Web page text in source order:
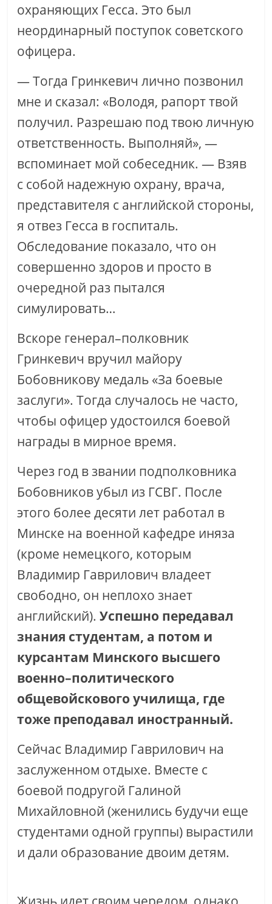
охраняющих Гесса. Это был
неординарный поступок советского
офицера.
— Тогда Гринкевич лично позвонил
мне и сказал: «Володя, рапорт твой
получил. Разрешаю под твою личную
ответственность. Выполняй», —
вспоминает мой собеседник. — Взяв
с собой надежную охрану, врача,
представителя с английской стороны,
я отвез Гесса в госпиталь.
Обследование показало, что он
совершенно здоров и просто в
очередной раз пытался
симулировать…
Вскоре генерал–полковник
Гринкевич вручил майору
Бобовникову медаль «За боевые
заслуги». Тогда случалось не часто,
чтобы офицер удостоился боевой
награды в мирное время.
Через год в звании подполковника
Бобовников убыл из ГСВГ. После
этого более десяти лет работал в
Минске на военной кафедре иняза
(кроме немецкого, которым
Владимир Гаврилович владеет
свободно, он неплохо знает
английский).Успешно передавал
знания студентам, а потом и
курсантам Минского высшего
военно–политического
общевойскового училища, где
тоже преподавал иностранный.
Сейчас Владимир Гаврилович на
заслуженном отдыхе. Вместе с
боевой подругой Галиной
Михайловной (женились будучи еще
студентами одной группы) вырастили
и дали образование двоим детям.